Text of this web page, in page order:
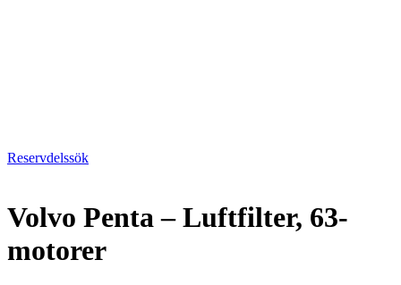
Reservdelssök
Volvo Penta – Luftfilter, 63-
motorer